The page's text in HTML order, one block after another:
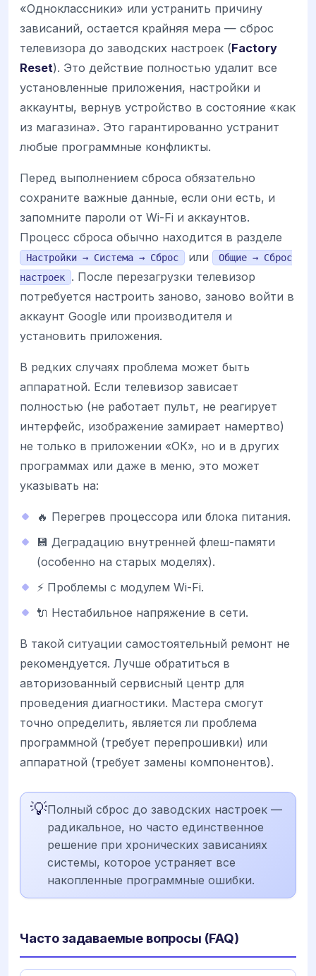
«Одноклассники» или устранить причину
зависаний, остается крайняя мера — сброс
телевизора до заводских настроек (Factory
Reset). Это действие полностью удалит все
установленные приложения, настройки и
аккаунты, вернув устройство в состояние «как
из магазина». Это гарантированно устранит
любые программные конфликты.
Перед выполнением сброса обязательно
сохраните важные данные, если они есть, и
запомните пароли от Wi-Fi и аккаунтов.
Процесс сброса обычно находится в разделе
Настройки → Система → Сброс или
Общие → Сброс
настроек
. После перезагрузки телевизор
потребуется настроить заново, заново войти в
аккаунт Google или производителя и
установить приложения.
В редких случаях проблема может быть
аппаратной. Если телевизор зависает
полностью (не работает пульт, не реагирует
интерфейс, изображение замирает намертво)
не только в приложении «ОК», но и в других
программах или даже в меню, это может
указывать на:
🔥 Перегрев процессора или блока питания.
💾 Деградацию внутренней флеш-памяти
(особенно на старых моделях).
⚡ Проблемы с модулем Wi-Fi.
🔌 Нестабильное напряжение в сети.
В такой ситуации самостоятельный ремонт не
рекомендуется. Лучше обратиться в
авторизованный сервисный центр для
проведения диагностики. Мастера смогут
точно определить, является ли проблема
программной (требует перепрошивки) или
аппаратной (требует замены компонентов).
💡Полный сброс до заводских настроек —
радикальное, но часто единственное
решение при хронических зависаниях
системы, которое устраняет все
накопленные программные ошибки.
Часто задаваемые вопросы (FAQ)